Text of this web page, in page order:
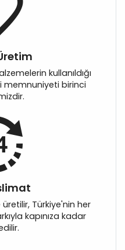
kullanıldığı
memnuniyeti birinci
Türkiye'nin her
kapınıza kadar